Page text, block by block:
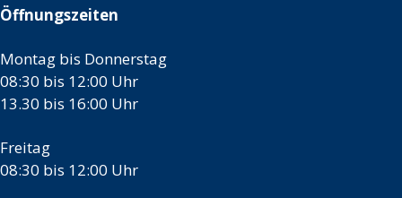
Öffnungszeiten
Montag bis Donnerstag
08:30 bis 12:00 Uhr
13.30 bis 16:00 Uhr
Freitag
08:30 bis 12:00 Uhr